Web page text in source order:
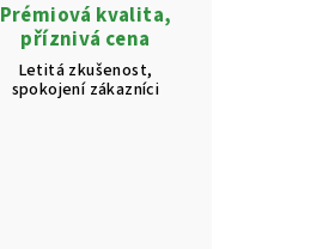
Prémiová kvalita,
příznivá cena
Letitá zkušenost,
spokojení zákazníci